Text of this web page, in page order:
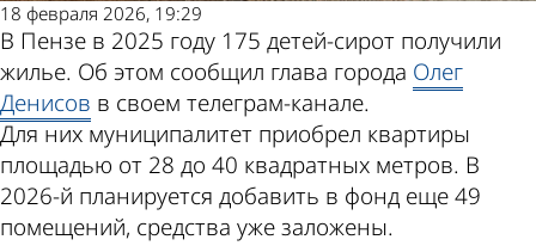
18 февраля 2026, 19:29
В Пензе в 2025 году 175 детей-сирот получили
жилье. Об этом сообщил глава города Олег
Денисов в своем телеграм-канале.
Для них муниципалитет приобрел квартиры
площадью от 28 до 40 квадратных метров. В
2026-й планируется добавить в фонд еще 49
помещений, средства уже заложены.